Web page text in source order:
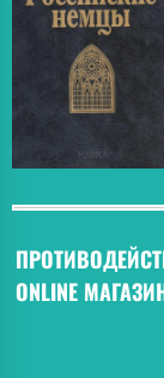
ONLINE